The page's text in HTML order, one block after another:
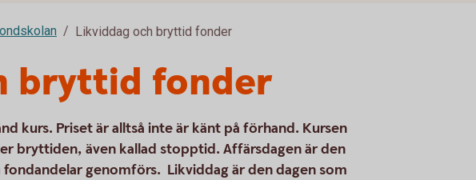
Likviddag och bryttid fonder
bryttid fonder
kurs. Priset är alltså inte är känt på förhand. Kursen
bryttiden, även kallad stopptid. Affärsdagen är den
genomförs. Likviddag är den dagen som